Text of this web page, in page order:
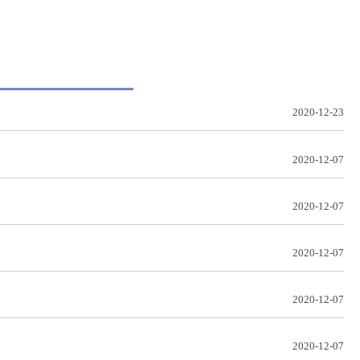
2020-12-23
2020-12-07
2020-12-07
2020-12-07
2020-12-07
2020-12-07